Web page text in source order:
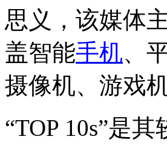
思义，该媒体
盖智能手机、
摄像机、游戏
“TOP 10s”是